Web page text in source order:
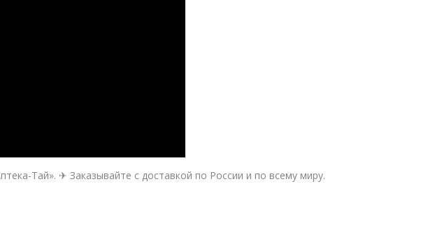
Тай». ✈ Заказывайте с доставкой по России и по всему миру.